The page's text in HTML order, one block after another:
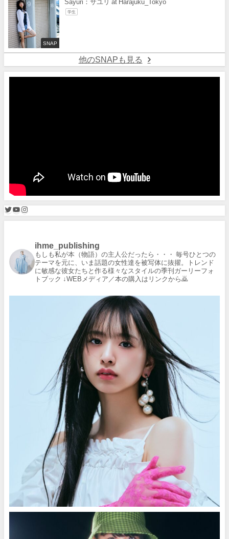
SNAP
Sayuri：サユリ at Harajuku_Tokyo
学生
他のSNAPも見る
ihme_publishing
もしも私が本（物語）の主人公だったら・・・
毎号ひとつの
テーマを元に、いま話題の女性達を被写体に抜擢。トレンド
に敏感な彼女たちと作る様々なスタイルの季刊ガーリーフォ
トブック ↓WEBメディア／本の購入はリンクから🙇